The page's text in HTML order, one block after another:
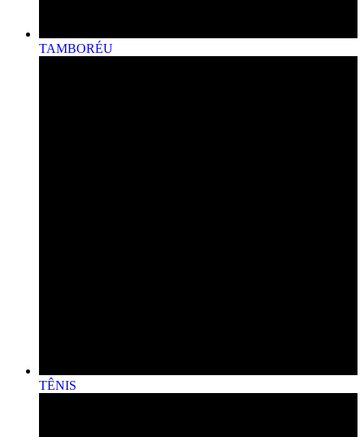
TAMBORÉU
TÊNIS